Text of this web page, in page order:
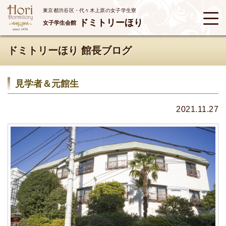
東京都渋谷区・代々木上原の女子学生寮
女子学生会館 ドミトリーほり
ドミトリーほり 館長ブログ
見学者＆元館生
2021.11.27